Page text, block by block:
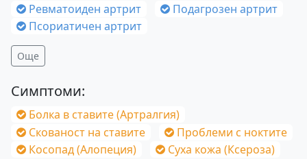
Ревматоиден артрит
Подагрозен артрит
Псориатичен артрит
Още
Симптоми:
Болка в ставите (Артралгия)
Скованост на ставите
Проблеми с ноктите
Косопад (Алопеция)
Суха кожа (Ксероза)